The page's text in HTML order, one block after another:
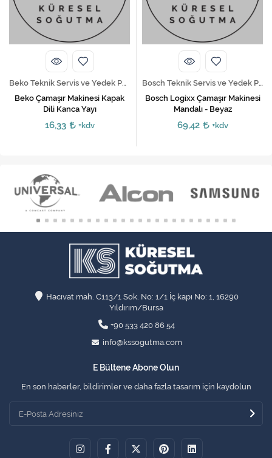
Beko Teknik Servis ve Yedek Parça Hizmetleri
Beko Çamaşır Makinesi Kapak
Dili Kanca Yayı
16,33 +kdv
Bosch Teknik Servis ve Yedek Parça Hizmetleri
Bosch Logixx Çamaşır Makinesi
Mandalı - Beyaz
69,42 +kdv
Hacıvat mah. C113/1 Sok. No: 1/1 İç kapı No: 1, 16290
Yıldırım/Bursa
+90 533 420 86 54
info@kssogutma.com
E Bültene Abone Olun
En son haberler, bildirimler ve daha fazla tasarım için kaydolun